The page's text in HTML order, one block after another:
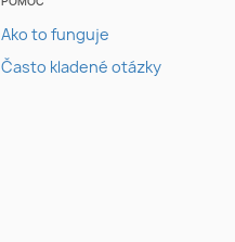
Ako to funguje
Často kladené otázky